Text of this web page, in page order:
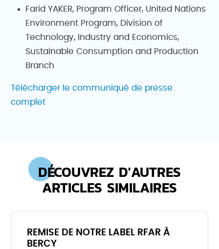
Farid YAKER, Program Officer, United Nations
Environment Program, Division of
Technology, Industry and Economics,
Sustainable Consumption and Production
Branch
Télécharger le communiqué de presse
complet
DÉCOUVREZ D'AUTRES
ARTICLES SIMILAIRES
REMISE DE NOTRE LABEL RFAR À
BERCY